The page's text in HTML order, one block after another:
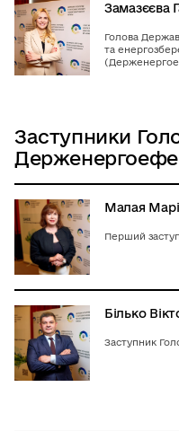
Замазєєва
Голова
та
Заступники
Малая
Перший
Білько
Заступник